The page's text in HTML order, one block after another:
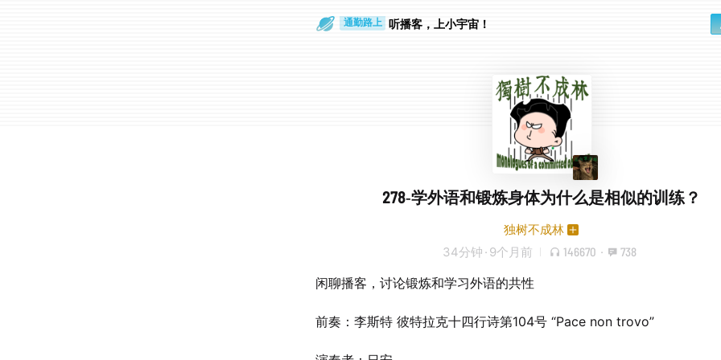
通勤路上 听播客，上小宇宙！
278-学外语和锻炼身体为什么是相似的训练？
独树不成林
34分钟 · 9个月前 146670 · 738
闲聊播客，讨论锻炼和学习外语的共性
前奏：李斯特 彼特拉克十四行诗第104号 “Pace non trovo”